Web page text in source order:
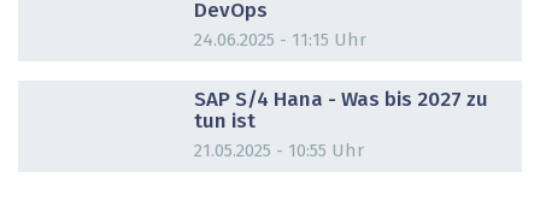
DevOps
24.06.2025 - 11:15 Uhr
SAP S/4 Hana - Was bis 2027 zu
tun ist
21.05.2025 - 10:55 Uhr